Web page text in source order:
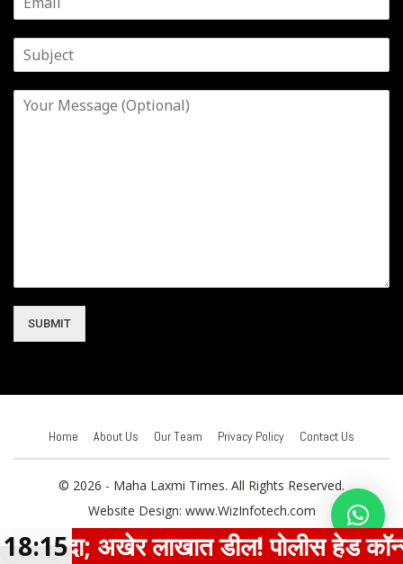
SUBMIT
Home About Us Our Team Privacy Policy Contact Us
© 2026 - Maha Laxmi Times. All Rights Reserved.
Website Design: www.WizInfotech.com
अखेर लाखात डील! पोलीस हेड
18:15